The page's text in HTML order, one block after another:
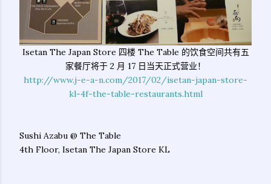
Isetan The Japan Store 四楼 The Table 的饮食空间共有五
家餐厅将于 2 月 17 日当天正式营业！
http://www.j-e-a-n.com/2017/02/isetan-japan-store-
kl-4f-the-table-restaurants.html
Sushi Azabu @ The Table
4th Floor, Isetan The Japan Store KL